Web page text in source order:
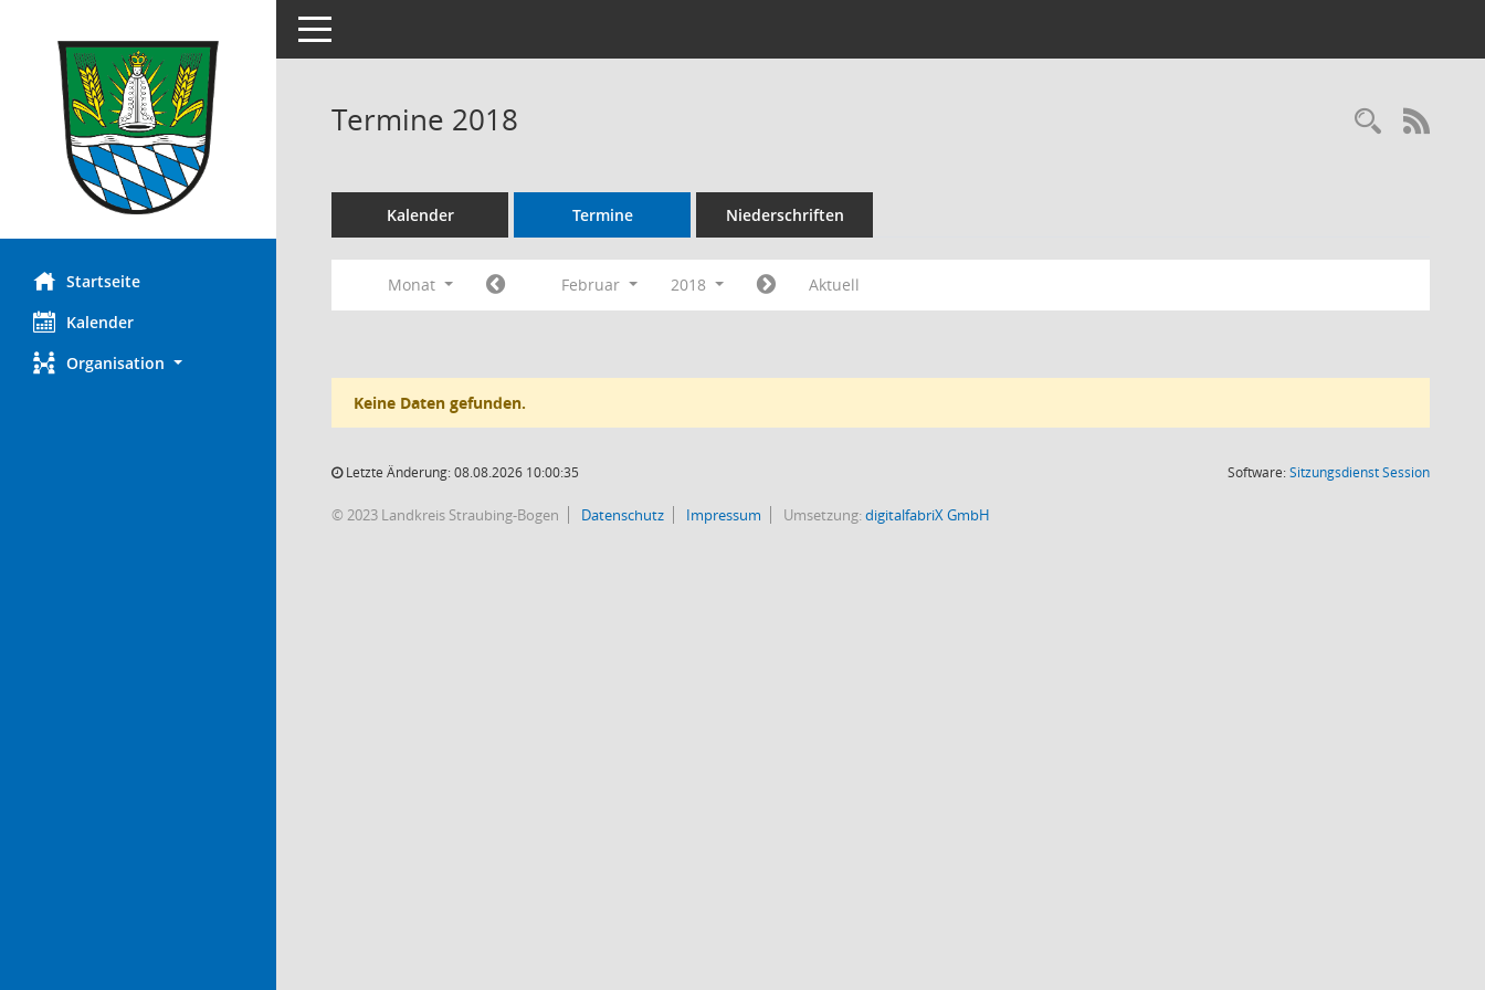
Startseite
Kalender
Organisation
Toggle navigation
Termine 2018
Kalender Termine Niederschriften
Monat Februar 2018 Aktuell
Keine Daten gefunden.
Letzte Änderung: 08.08.2026 10:00:35 Software:SitzungsdienstSession(Wird in
© 2023 Landkreis Straubing-Bogen Datenschutz Impressum Umsetzung:digitalfabriX GmbH